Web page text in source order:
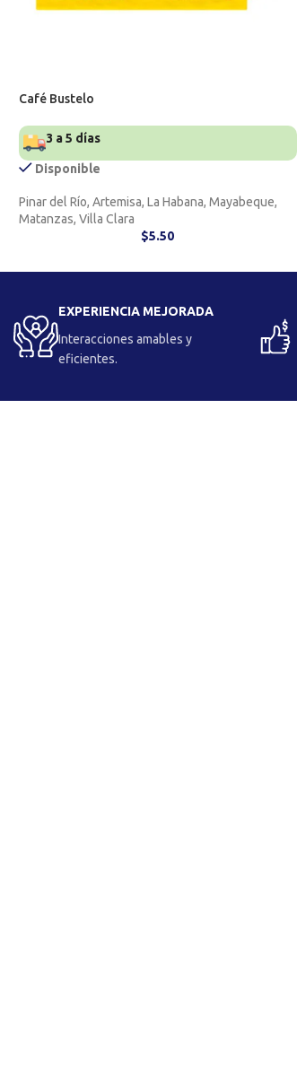
Café Bustelo
3 a 5 días
Disponible
Pinar del Río, Artemisa, La Habana, Mayabeque,
Matanzas, Villa Clara
$5.50
EXPERIENCIA MEJORADA
Interacciones amables y
eficientes.